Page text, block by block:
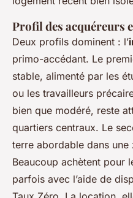
Profil des acquéreurs
Deux profils dominent : l’
primo-accédant. Le
stable, alimenté par les
ou les travailleurs
bien que modéré, reste
quartiers centraux. Le
terre abordable dans une
Beaucoup achètent pour
parfois avec l’aide de